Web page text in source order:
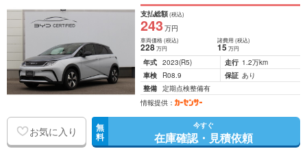
支払総額(税込)
243万円
車両価格(税込)
228万円
諸費用 (税込)
15 万円
年式 2023(R5) 走行 1.2万km
車検
R08.9 保証 あり
整備 定期点検整備有
情報提供：
お気に入り 無
料
今すぐ
在庫確認・見積依頼